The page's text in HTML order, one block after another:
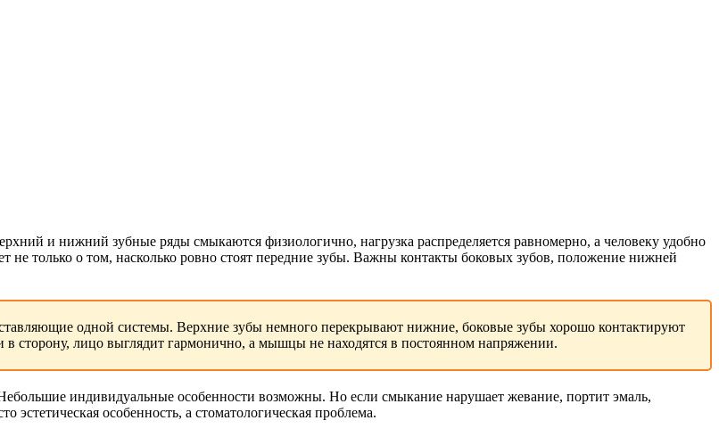
и нижний зубные ряды смыкаются физиологично, нагрузка распределяется равномерно, а человеку удобно
не только о том, насколько ровно стоят передние зубы. Важны контакты боковых зубов, положение нижней
одной системы. Верхние зубы немного перекрывают нижние, боковые зубы хорошо контактируют
сторону, лицо выглядит гармонично, а мышцы не находятся в постоянном напряжении.
индивидуальные особенности возможны. Но если смыкание нарушает жевание, портит эмаль,
эстетическая особенность, а стоматологическая проблема.